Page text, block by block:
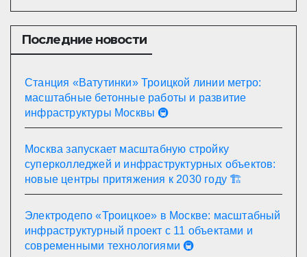
Последние новости
Станция «Ватутинки» Троицкой линии метро:
масштабные бетонные работы и развитие
инфраструктуры Москвы 🚇
Москва запускает масштабную стройку
суперколледжей и инфраструктурных объектов:
новые центры притяжения к 2030 году 🏗️
Электродепо «Троицкое» в Москве: масштабный
инфраструктурный проект с 11 объектами и
современными технологиями 🚇